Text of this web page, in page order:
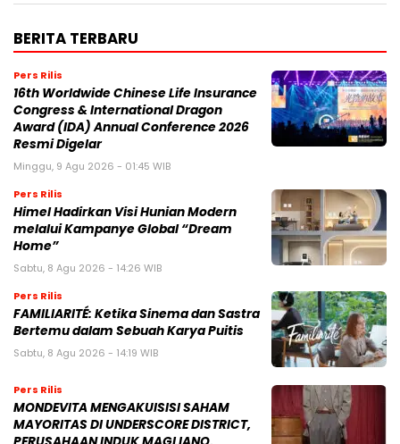
BERITA TERBARU
Pers Rilis
16th Worldwide Chinese Life Insurance
Congress & International Dragon
Award (IDA) Annual Conference 2026
Resmi Digelar
Minggu, 9 Agu 2026 - 01:45 WIB
Pers Rilis
Himel Hadirkan Visi Hunian Modern
melalui Kampanye Global “Dream
Home”
Sabtu, 8 Agu 2026 - 14:26 WIB
Pers Rilis
FAMILIARITÉ: Ketika Sinema dan Sastra
Bertemu dalam Sebuah Karya Puitis
Sabtu, 8 Agu 2026 - 14:19 WIB
Pers Rilis
MONDEVITA MENGAKUISISI SAHAM
MAYORITAS DI UNDERSCORE DISTRICT,